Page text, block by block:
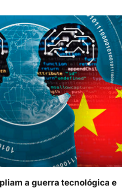
a guerra tecnológica e